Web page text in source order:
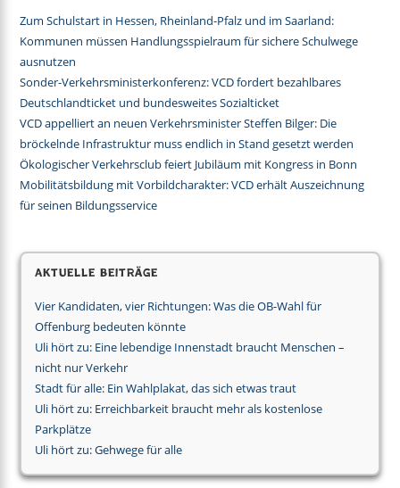
Zum Schulstart in Hessen, Rheinland-Pfalz und im Saarland:
Kommunen müssen Handlungsspielraum für sichere Schulwege
ausnutzen
Sonder-Verkehrsministerkonferenz: VCD fordert bezahlbares
Deutschlandticket und bundesweites Sozialticket
VCD appelliert an neuen Verkehrsminister Steffen Bilger: Die
bröckelnde Infrastruktur muss endlich in Stand gesetzt werden
Ökologischer Verkehrsclub feiert Jubiläum mit Kongress in Bonn
Mobilitätsbildung mit Vorbildcharakter: VCD erhält Auszeichnung
für seinen Bildungsservice
Aktuelle Beiträge
Vier Kandidaten, vier Richtungen: Was die OB-Wahl für
Offenburg bedeuten könnte
Uli hört zu: Eine lebendige Innenstadt braucht Menschen –
nicht nur Verkehr
Stadt für alle: Ein Wahlplakat, das sich etwas traut
Uli hört zu: Erreichbarkeit braucht mehr als kostenlose
Parkplätze
Uli hört zu: Gehwege für alle